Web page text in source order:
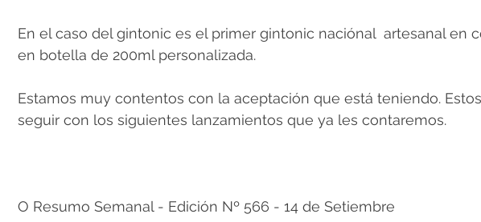
En el caso del gintonic es el primer gintonic naciónal  artesanal en
en botella de 200ml personalizada.
Estamos muy contentos con la aceptación que está teniendo.
seguir con los siguientes lanzamientos que ya les contaremos.
O Resumo Semanal - Edición Nº 566 - 14 de Setiembre